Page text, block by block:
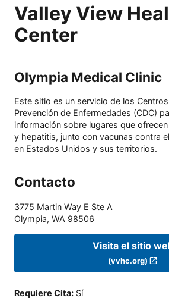
Valley View
Center
Olympia Medical Clinic
Este sitio es un servicio de los
Prevención de Enfermedades (CDC)
información sobre lugares que
y hepatitis, junto con vacunas contra
en Estados Unidos y sus territorios.
Contacto
3775 Martin Way E Ste A
Olympia, WA 98506
Visita el sitio
(vvhc.org)
Requiere Cita: Sí